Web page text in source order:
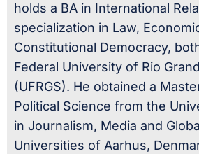
holds a BA in International
specialization in Law,
Constitutional Democracy,
Federal University of Rio
(UFRGS). He obtained a
Political Science from the
in Journalism, Media and
Universities of Aarhus,